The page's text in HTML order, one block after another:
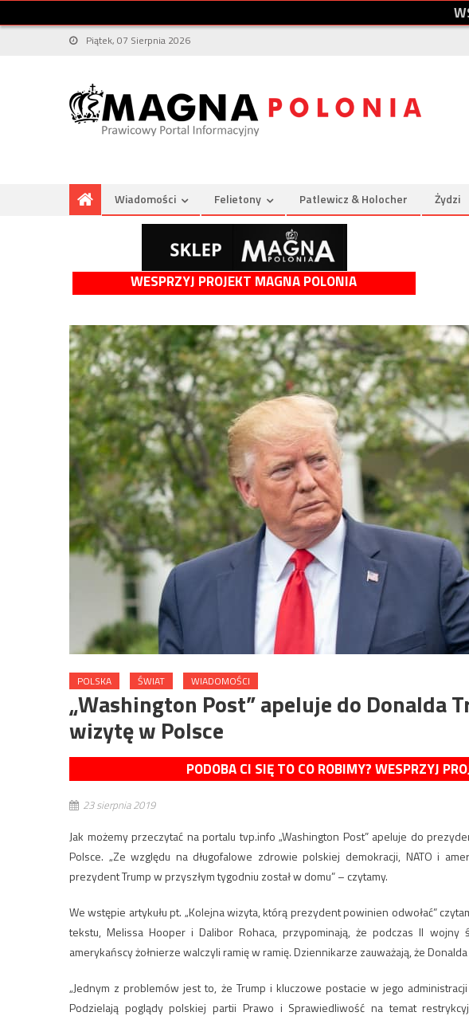
W
Piątek, 07 Sierpnia 2026
Wiadomości Felietony Patlewicz & Holocher Żydzi
WESPRZYJ PROJEKT MAGNA POLONIA
POLSKA ŚWIAT WIADOMOŚCI
„Washington Post” apeluje do Donalda
wizytę w Polsce
PODOBA CI SIĘ TO CO ROBIMY? WESPRZYJ
23 sierpnia 2019
Jak możemy przeczytać na portalu tvp.info „Washington Post” apeluje do
Polsce. „Ze względu na długofalowe zdrowie polskiej demokracji, NATO i
prezydent Trump w przyszłym tygodniu został w domu” – czytamy.
We wstępie artykułu pt. „Kolejna wizyta, którą prezydent powinien odwołać”
tekstu, Melissa Hooper i Dalibor Rohaca, przypominają, że podczas II
amerykańscy żołnierze walczyli ramię w ramię. Dziennikarze zauważają, że
„Jednym z problemów jest to, że Trump i kluczowe postacie w jego
Podzielają poglądy polskiej partii Prawo i Sprawiedliwość na temat